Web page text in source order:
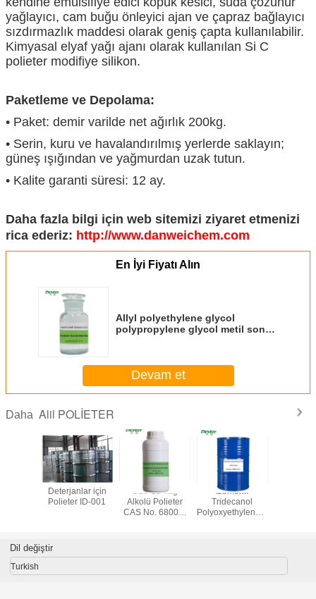
yağlayıcı, cam buğu önleyici ajan ve çapraz bağlayıcı
sızdırmazlık maddesi olarak geniş çapta kullanılabilir.
Kimyasal elyaf yağı ajanı olarak kullanılan Si C
polieter modifiye silikon.
Paketleme ve Depolama:
• Paket: demir varilde net ağırlık 200kg.
• Serin, kuru ve havalandırılmış yerlerde saklayın;
güneş ışığından ve yağmurdan uzak tutun.
• Kalite garanti süresi: 12 ay.
Daha fazla bilgi için web sitemizi ziyaret etmenizi
rica ederiz: http://www.danweichem.com
En İyi Fiyatı Alın
Allyl polyethylene glycol
polypropylene glycol metil sonu
Devam et
Daha Alil POLİETER
Deterjanlar için
Polieter ID-001
C16-18 Yağ
Alkolü Polieter
CAS No. 68002-
Izomerik
Tridecanol
PolyoxyethyleneEther
Dil değiştir
Turkish